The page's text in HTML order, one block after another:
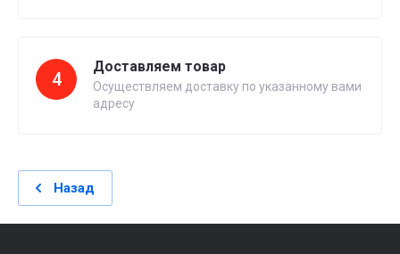
4
Доставляем товар
Осуществляем доставку по указанному вами
адресу
Назад